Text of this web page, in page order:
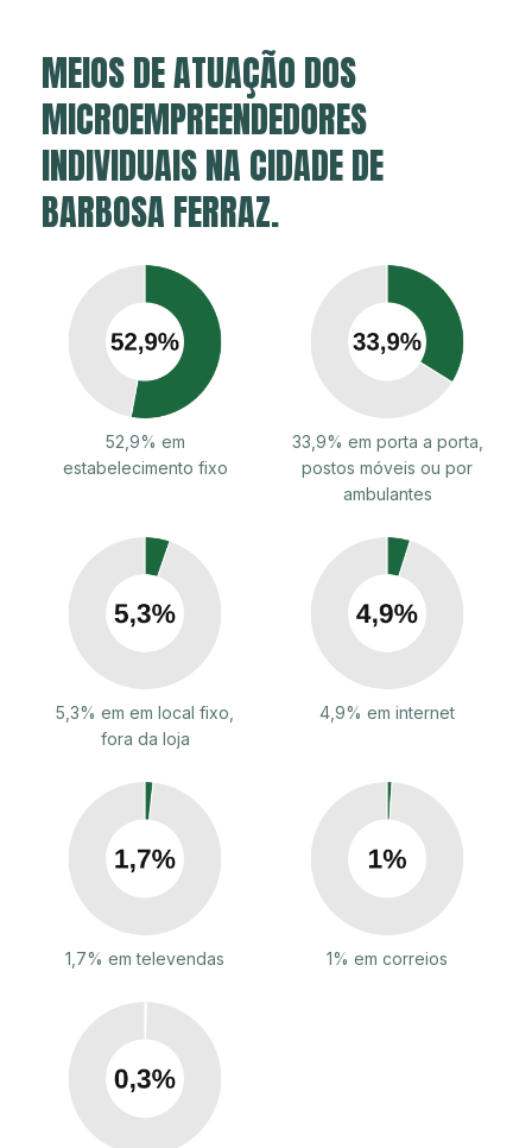
MEIOS DE ATUAÇÃO DOS
MICROEMPREENDEDORES
INDIVIDUAIS NA CIDADE DE
BARBOSA FERRAZ.
52,9% em
estabelecimento fixo
33,9% em porta a porta,
postos móveis ou por
ambulantes
5,3% em em local fixo,
fora da loja
4,9% em internet
1,7% em televendas 1% em correios